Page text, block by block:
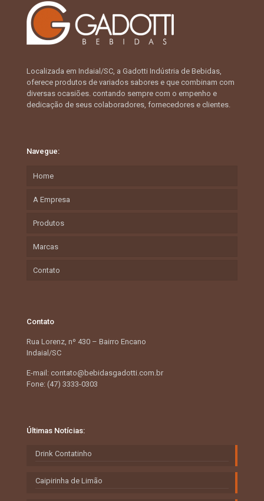
Localizada em Indaial/SC, a Gadotti Indústria de Bebidas,
oferece produtos de variados sabores e que combinam com
diversas ocasiões. contando sempre com o empenho e
dedicação de seus colaboradores, fornecedores e clientes.
Navegue:
Home
A Empresa
Produtos
Marcas
Contato
Contato
Rua Lorenz, nº 430 – Bairro Encano
Indaial/SC
E-mail: contato@bebidasgadotti.com.br
Fone: (47) 3333-0303
Últimas Notícias:
Drink Contatinho
Caipirinha de Limão